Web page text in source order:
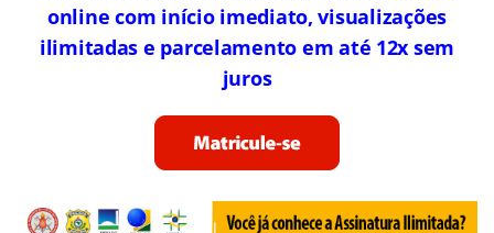
online com início imediato, visualizações
ilimitadas e parcelamento em até 12x sem
juros